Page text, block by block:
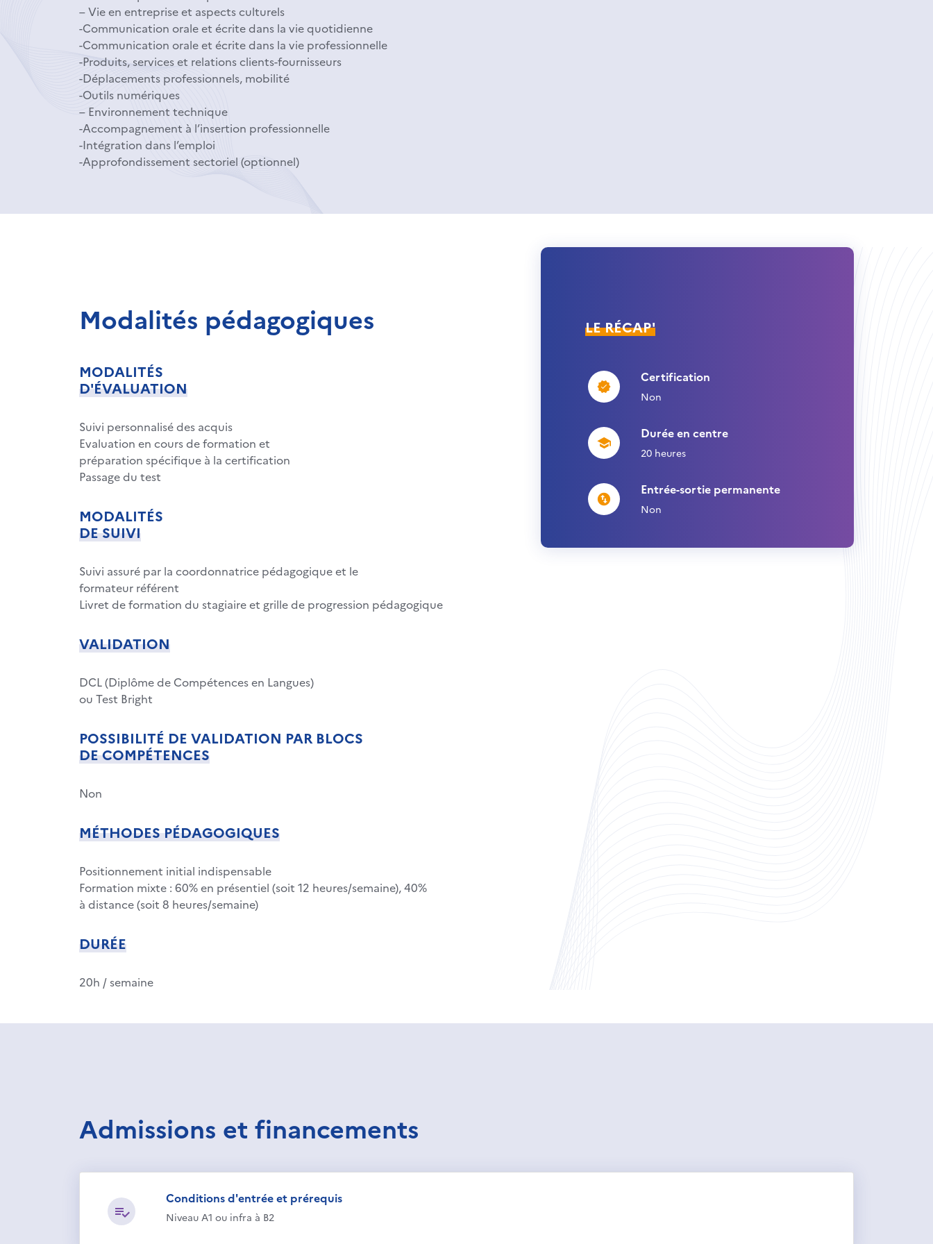
– Vie en entreprise et aspects culturels
-Communication orale et écrite dans la vie quotidienne
-Communication orale et écrite dans la vie professionnelle
-Produits, services et relations clients-fournisseurs
-Déplacements professionnels, mobilité
-Outils numériques
– Environnement technique
-Accompagnement à l’insertion professionnelle
-Intégration dans l’emploi
-Approfondissement sectoriel (optionnel)
Modalités pédagogiques
MODALITÉS
D'ÉVALUATION
Suivi personnalisé des acquis
Evaluation en cours de formation et
préparation spécifique à la certification
Passage du test
MODALITÉS
DE SUIVI
Suivi assuré par la coordonnatrice pédagogique et le
formateur référent
Livret de formation du stagiaire et grille de progression pédagogique
VALIDATION
DCL (Diplôme de Compétences en Langues)
ou Test Bright
POSSIBILITÉ DE VALIDATION PAR BLOCS
DE COMPÉTENCES
Non
MÉTHODES PÉDAGOGIQUES
Positionnement initial indispensable
Formation mixte : 60% en présentiel (soit 12 heures/semaine), 40%
à distance (soit 8 heures/semaine)
DURÉE
20h / semaine
LE RÉCAP'
Certification
Non
Durée en centre
20 heures
Entrée-sortie permanente
Non
Admissions et financements
Conditions d'entrée et prérequis
Niveau A1 ou infra à B2